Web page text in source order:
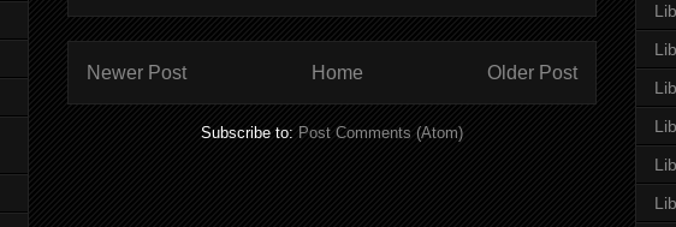
Newer Post Older Post
Home
Subscribe to: Post Comments (Atom)